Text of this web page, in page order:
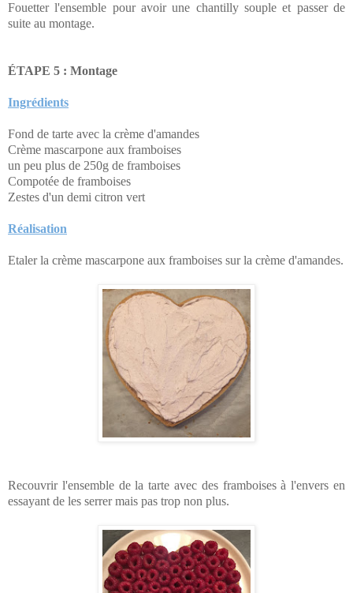
Fouetter l'ensemble pour avoir une chantilly souple et passer de
suite au montage.
ÉTAPE 5 : Montage
Ingrédients
Fond de tarte avec la crème d'amandes
Crème mascarpone aux framboises
un peu plus de 250g de framboises
Compotée de framboises
Zestes d'un demi citron vert
Réalisation
Etaler la crème mascarpone aux framboises sur la crème d'amandes.
Recouvrir l'ensemble de la tarte avec des framboises à l'envers en
essayant de les serrer mais pas trop non plus.